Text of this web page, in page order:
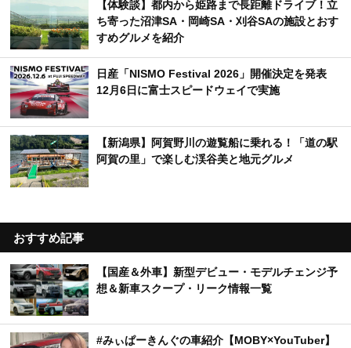
【体験談】都内から姫路まで長距離ドライブ！立
ち寄った沼津SA・岡崎SA・刈谷SAの施設とおす
すめグルメを紹介
日産「NISMO Festival 2026」開催決定を発表
12月6日に富士スピードウェイで実施
【新潟県】阿賀野川の遊覧船に乗れる！「道の駅
阿賀の里」で楽しむ渓谷美と地元グルメ
おすすめ記事
【国産＆外車】新型デビュー・モデルチェンジ予
想＆新車スクープ・リーク情報一覧
#みぃぱーきんぐの車紹介【MOBY×YouTuber】